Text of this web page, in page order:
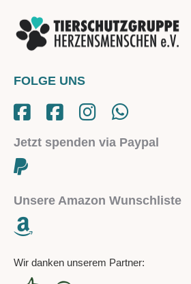
FOLGE UNS
Jetzt spenden via Paypal
Unsere Amazon Wunschliste
Wir danken unserem Partner: